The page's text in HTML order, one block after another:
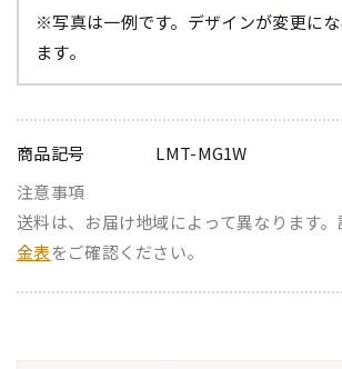
※写真は一例です。デザインが変更に
ます。
商品記号
LMT-MG1W
注意事項
送料は、お届け地域によって異なります
金表をご確認ください。